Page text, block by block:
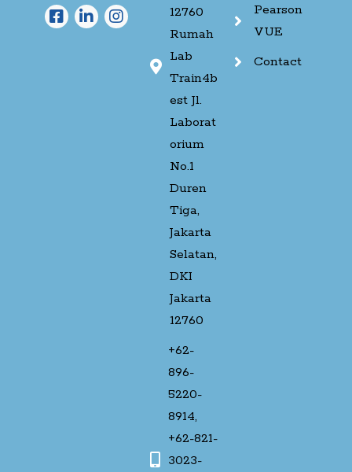
12760
Rumah
Lab
Train4b
est Jl.
Laborat
orium
No.1
Duren
Tiga,
Jakarta
Selatan,
DKI
Jakarta
12760
+62-
896-
5220-
8914,
+62-821-
3023-
Pearson
VUE
Contact